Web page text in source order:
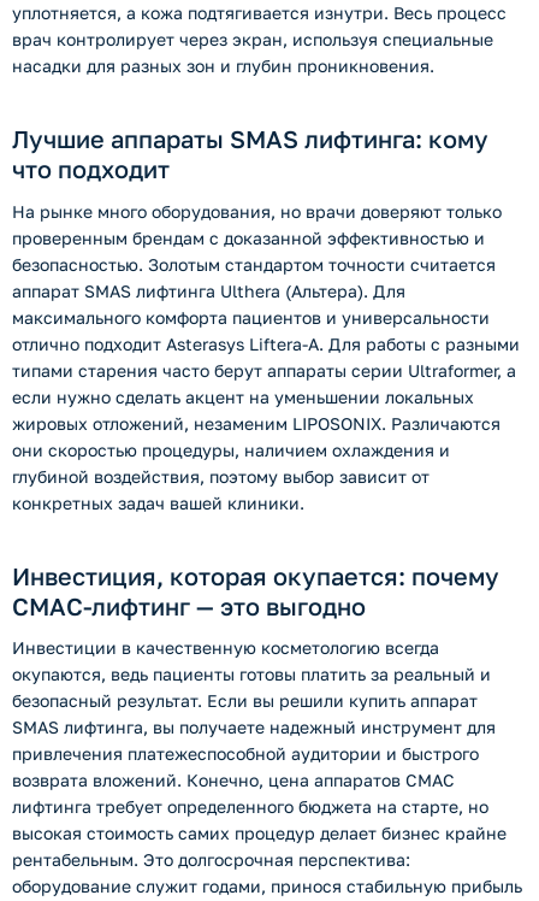
уплотняется, а кожа подтягивается изнутри. Весь процесс
врач контролирует через экран, используя специальные
насадки для разных зон и глубин проникновения.
Лучшие аппараты SMAS лифтинга: кому
что подходит
На рынке много оборудования, но врачи доверяют только
проверенным брендам с доказанной эффективностью и
безопасностью. Золотым стандартом точности считается
аппарат SMAS лифтинга Ulthera (Альтера). Для
максимального комфорта пациентов и универсальности
отлично подходит Asterasys Liftera-A. Для работы с разными
типами старения часто берут аппараты серии Ultraformer, а
если нужно сделать акцент на уменьшении локальных
жировых отложений, незаменим LIPOSONIX. Различаются
они скоростью процедуры, наличием охлаждения и
глубиной воздействия, поэтому выбор зависит от
конкретных задач вашей клиники.
Инвестиция, которая окупается: почему
СМАС-лифтинг — это выгодно
Инвестиции в качественную косметологию всегда
окупаются, ведь пациенты готовы платить за реальный и
безопасный результат. Если вы решили купить аппарат
SMAS лифтинга, вы получаете надежный инструмент для
привлечения платежеспособной аудитории и быстрого
возврата вложений. Конечно, цена аппаратов СМАС
лифтинга требует определенного бюджета на старте, но
высокая стоимость самих процедур делает бизнес крайне
рентабельным. Это долгосрочная перспектива:
оборудование служит годами, принося стабильную прибыль